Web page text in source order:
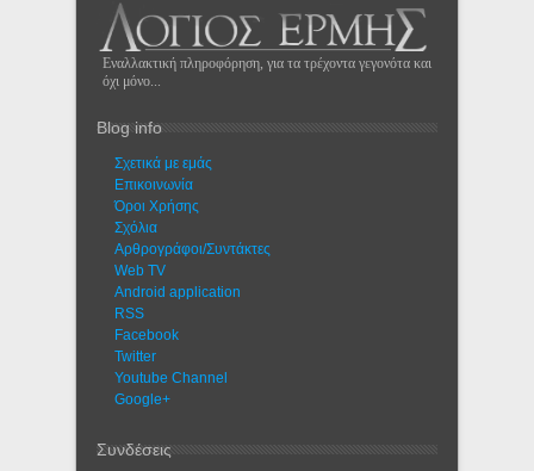
Εναλλακτική πληροφόρηση, για τα τρέχοντα γεγονότα και
όχι μόνο...
Blog info
Σχετικά με εμάς
Eπικοινωνία
Όροι Χρήσης
Σχόλια
Αρθρογράφοι/Συντάκτες
Web TV
Android application
RSS
Facebook
Twitter
Youtube Channel
Google+
Συνδέσεις